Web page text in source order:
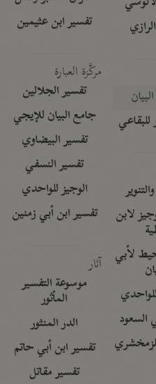
لابن
لأبي
السعود
تفسير ابن عثيمين
مركَّزة العبارة
تفسير الجلالين
جامع البيان للإيجي
تفسير البيضاوي
تفسير النسفي
الوجيز للواحدي
تفسير ابن أبي زمنين
آثار
موسوعة التفسير
المأثور
الدر المنثور
تفسير ابن أبي حاتم
تفسير مقاتل